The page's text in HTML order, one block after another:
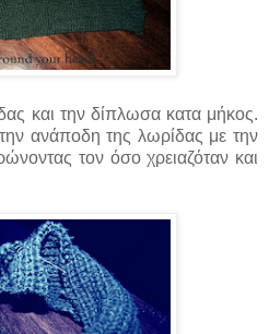
και την δίπλωσα κατα μήκος.
ανάποδη της λωρίδας με την
τον όσο χρειαζόταν και